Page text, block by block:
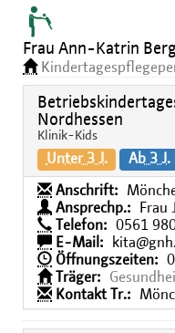
Frau Ann-Katrin
Nordhessen
Klinik-Kids
Unter 3 J. Ab 3 J.
Anschrift:
Ansprechp.:
Frau
Telefon:
0561
E-Mail:
Öffnungszeiten:
Träger:
Kontakt Tr.: